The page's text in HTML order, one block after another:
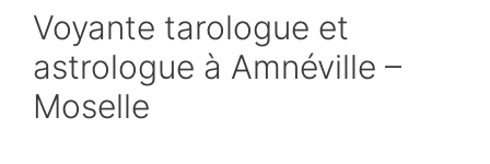
Voyante tarologue et
astrologue à Amnéville –
Moselle